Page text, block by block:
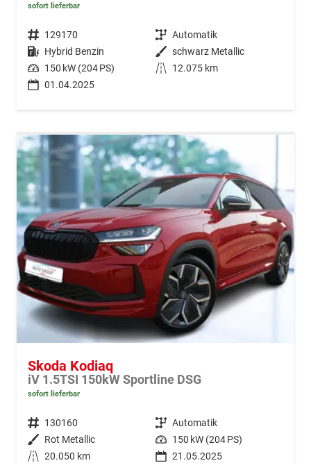
sofort lieferbar
Fahrzeugnr. 129170 Getriebe Automatik
Kraftstoff Hybrid Benzin Außenfarbe schwarz Metallic
Leistung 150 kW (204 PS) Kilometerstand
12.075 km
01.04.2025
Skoda Kodiaq
iV 1.5TSI 150kW Sportline DSG
sofort lieferbar
Fahrzeugnr. 130160 Getriebe Automatik
Außenfarbe Rot Metallic Leistung 150 kW (204 PS)
Kilometerstand 20.050 km 21.05.2025